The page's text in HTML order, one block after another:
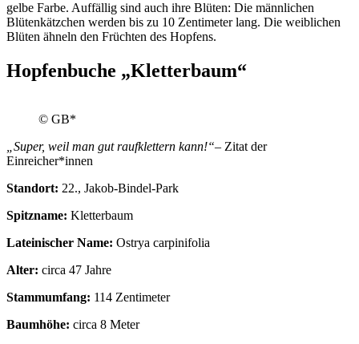
gelbe Farbe. Auffällig sind auch ihre Blüten: Die männlichen
Blütenkätzchen werden bis zu 10 Zentimeter lang. Die weiblichen
Blüten ähneln den Früchten des Hopfens.
Hopfenbuche „Kletterbaum“
© GB*
„Super, weil man gut raufklettern kann!“– Zitat der
Einreicher*innen
Standort: 22., Jakob-Bindel-Park
Spitzname: Kletterbaum
Lateinischer Name: Ostrya carpinifolia
Alter: circa 47 Jahre
Stammumfang: 114 Zentimeter
Baumhöhe: circa 8 Meter